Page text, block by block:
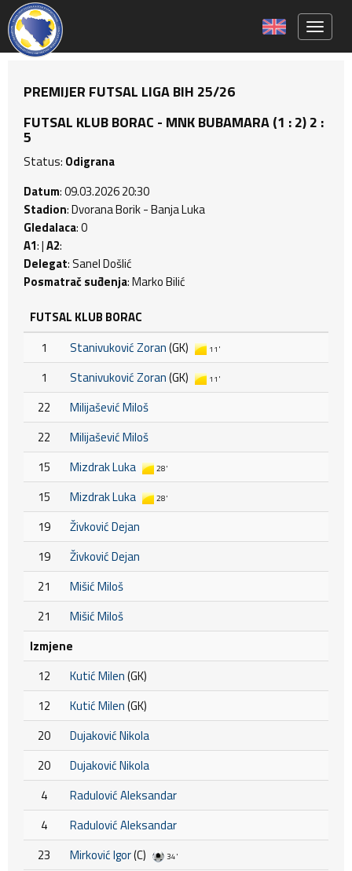
PREMIJER FUTSAL LIGA BIH 25/26
FUTSAL KLUB BORAC - MNK BUBAMARA (1 : 2) 2 :
5
Status: Odigrana
Datum: 09.03.2026 20:30
Stadion: Dvorana Borik - Banja Luka
Gledalaca: 0
A1: |A2:
Delegat: Sanel Došlić
Posmatrač suđenja: Marko Bilić
FUTSAL KLUB BORAC
1
Stanivuković Zoran(GK) 11'
1 Stanivuković Zoran(GK) 11'
22
Milijašević Miloš
22
Milijašević Miloš
15
Mizdrak Luka 28'
15 Mizdrak Luka 28'
19
Živković Dejan
19
Živković Dejan
21
Mišić Miloš
21
Mišić Miloš
Izmjene
12
Kutić Milen(GK)
12
Kutić Milen(GK)
20
Dujaković Nikola
20
Dujaković Nikola
4
Radulović Aleksandar
4
Radulović Aleksandar
23
Mirković Igor(C) 34'